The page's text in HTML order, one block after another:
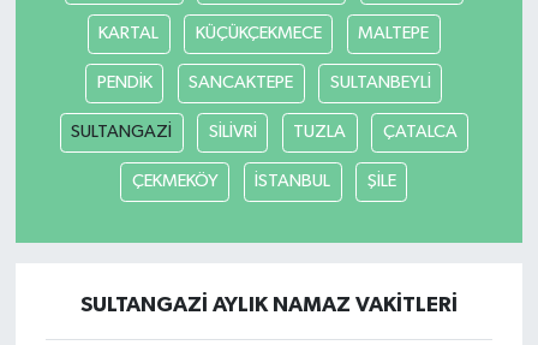
KARTAL KÜÇÜKÇEKMECE MALTEPE
PENDİK SANCAKTEPE SULTANBEYLİ
SULTANGAZİ SİLİVRİ TUZLA ÇATALCA
ÇEKMEKÖY İSTANBUL ŞİLE
SULTANGAZİ AYLIK NAMAZ VAKITLERI